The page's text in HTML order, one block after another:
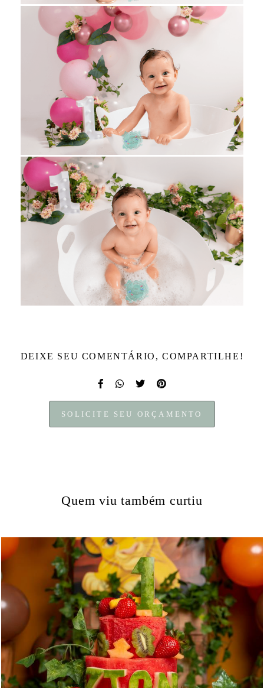
DEIXE SEU COMENTÁRIO, COMPARTILHE!
SOLICITE SEU ORÇAMENTO
Quem viu também curtiu
1153 14